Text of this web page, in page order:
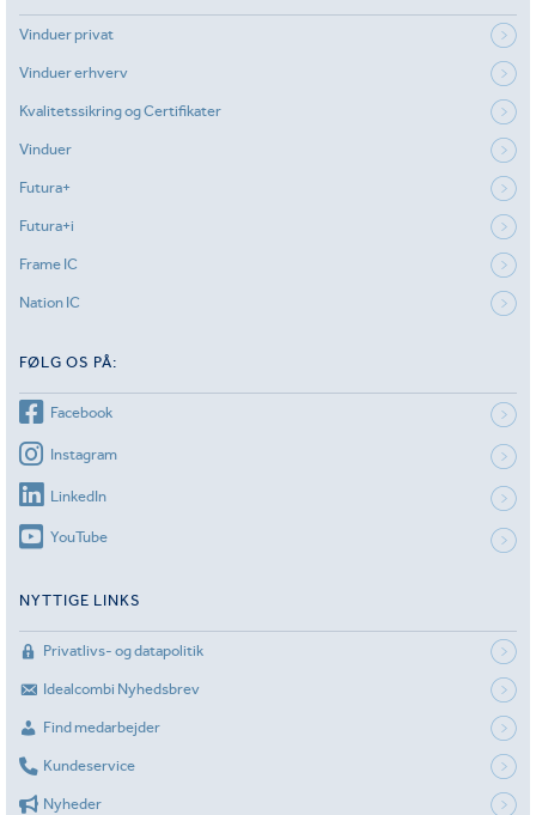
Vinduer privat
Vinduer erhverv
Kvalitetssikring og Certifikater
Vinduer
Futura+
Futura+i
Frame IC
Nation IC
FØLG OS PÅ:
Facebook
Instagram
LinkedIn
YouTube
NYTTIGE LINKS
Privatlivs- og datapolitik
Idealcombi Nyhedsbrev
Find medarbejder
Kundeservice
Nyheder